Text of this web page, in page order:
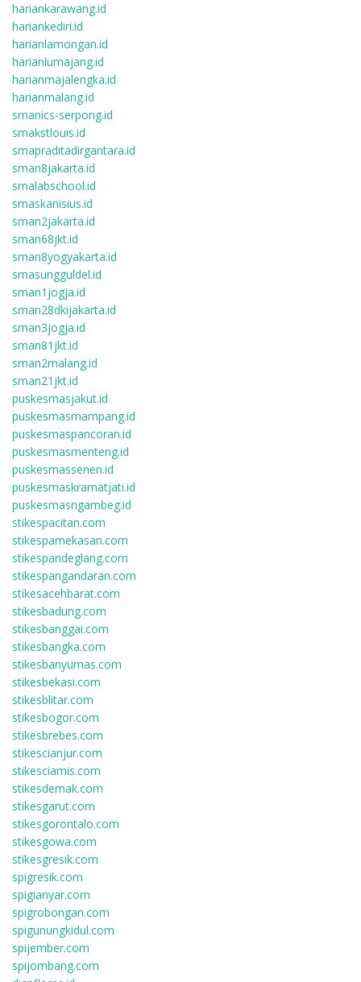
hariankarawang.id
hariankediri.id
harianlamongan.id
harianlumajang.id
harianmajalengka.id
harianmalang.id
smanics-serpong.id
smakstlouis.id
smapraditadirgantara.id
sman8jakarta.id
smalabschool.id
smaskanisius.id
sman2jakarta.id
sman68jkt.id
sman8yogyakarta.id
smasungguldel.id
sman1jogja.id
sman28dkijakarta.id
sman3jogja.id
sman81jkt.id
sman2malang.id
sman21jkt.id
puskesmasjakut.id
puskesmasmampang.id
puskesmaspancoran.id
puskesmasmenteng.id
puskesmassenen.id
puskesmaskramatjati.id
puskesmasngambeg.id
stikespacitan.com
stikespamekasan.com
stikespandeglang.com
stikespangandaran.com
stikesacehbarat.com
stikesbadung.com
stikesbanggai.com
stikesbangka.com
stikesbanyumas.com
stikesbekasi.com
stikesblitar.com
stikesbogor.com
stikesbrebes.com
stikescianjur.com
stikesciamis.com
stikesdemak.com
stikesgarut.com
stikesgorontalo.com
stikesgowa.com
stikesgresik.com
spigresik.com
spigianyar.com
spigrobongan.com
spigunungkidul.com
spijember.com
spijombang.com